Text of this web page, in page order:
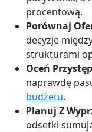
procentową.
Porównaj
decyzje
strukturami
Oceń
naprawdę
budżetu.
Planuj Z
odsetki